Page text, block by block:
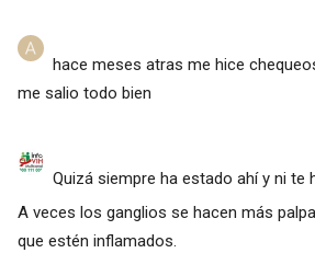
hace meses atras me hice
me salio todo bien
Quizá siempre ha estado ahí y ni te
A veces los ganglios se hacen más
que estén inflamados.